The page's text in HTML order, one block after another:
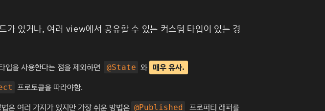
가 있거나, 여러 view에서 공유할 수 있는 커스텀 타입이 있는 경
입을 사용한다는 점을 제외하면 @State 와 매우 유사.
프로토콜을 따라야함.
은 여러 가지가 있지만 가장 쉬운 방법은 @Published
프로퍼티 래퍼를